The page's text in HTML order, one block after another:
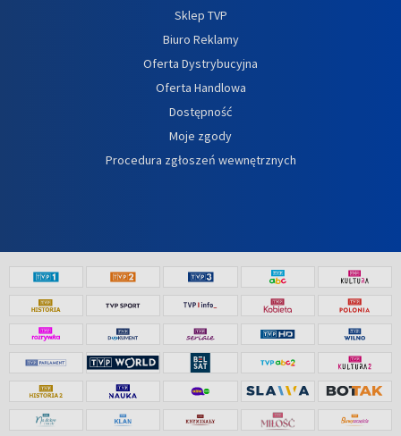
Sklep TVP
Biuro Reklamy
Oferta Dystrybucyjna
Oferta Handlowa
Dostępność
Moje zgody
Procedura zgłoszeń wewnętrznych